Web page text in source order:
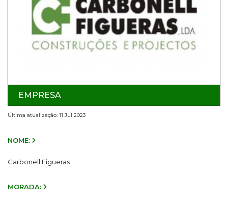
EMPRESA
Última atualização: 11 Jul 2023
NOME:
Carbonell Figueras
MORADA: